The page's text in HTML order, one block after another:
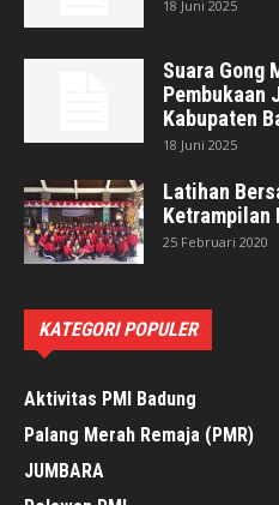
18 Juni 2025
Suara Gong
Pembukaan
Kabupaten
18 Juni 2025
Latihan
Ketrampilan
25 Februari 2020
KATEGORI POPULER
Aktivitas PMI Badung
Palang Merah Remaja (PMR)
JUMBARA